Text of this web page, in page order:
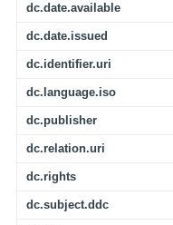
dc.date.available
dc.date.issued
dc.identifier.uri
dc.language.iso
dc.publisher
dc.relation.uri
dc.rights
dc.subject.ddc